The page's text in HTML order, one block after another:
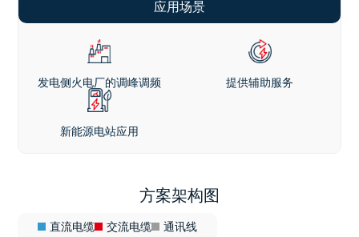
应用场景
发电侧火电厂的调峰调频 提供辅助服务
新能源电站应用
方案架构图
直流电缆 交流电缆 通讯线